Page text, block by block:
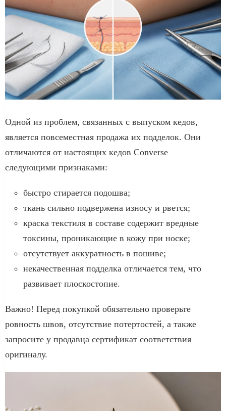
Одной из проблем, связанных с выпуском кедов,
является повсеместная продажа их подделок. Они
отличаются от настоящих кедов Converse
следующими признаками:
быстро стирается подошва;
ткань сильно подвержена износу и рвется;
краска текстиля в составе содержит вредные
токсины, проникающие в кожу при носке;
отсутствует аккуратность в пошиве;
некачественная подделка отличается тем, что
развивает плоскостопие.
Важно! Перед покупкой обязательно проверьте
ровность швов, отсутствие потертостей, а также
запросите у продавца сертификат соответствия
оригиналу.